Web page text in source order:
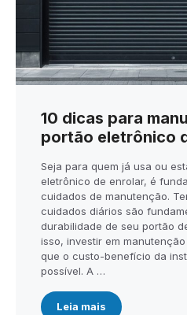
10 dicas para
portão eletrônico
Seja para quem já usa ou
eletrônico de enrolar, é
cuidados de manutenção.
cuidados diários são
durabilidade de seu portão
isso, investir em
que o custo-benefício da
possível. A …
Leia mais